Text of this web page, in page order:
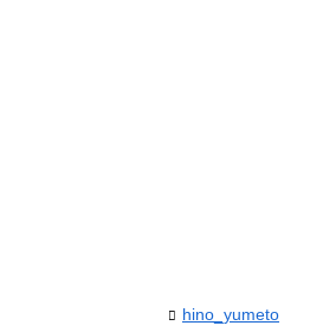
hino_yumeto